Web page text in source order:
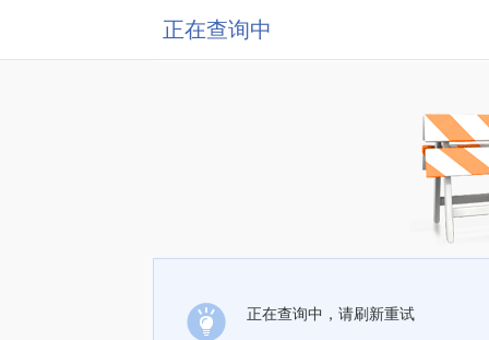
正在查询中
正在查询中，请刷新重试